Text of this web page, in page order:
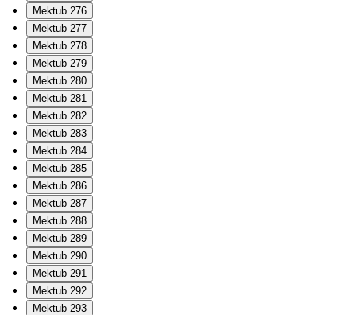
Mektub 276
Mektub 277
Mektub 278
Mektub 279
Mektub 280
Mektub 281
Mektub 282
Mektub 283
Mektub 284
Mektub 285
Mektub 286
Mektub 287
Mektub 288
Mektub 289
Mektub 290
Mektub 291
Mektub 292
Mektub 293